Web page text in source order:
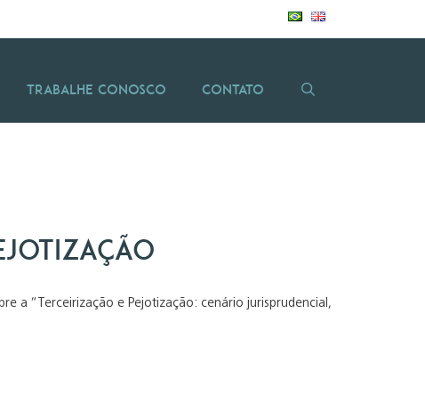
Trabalhe Conosco Contato
a “Terceirização e Pejotização: cenário jurisprudencial,